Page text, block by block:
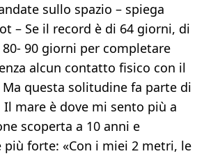
sullo spazio – spiega
– Se il record è di 64 giorni, di
90 giorni per completare
alcun contatto fisico con il
questa solitudine fa parte di
mare è dove mi sento più a
scoperta a 10 anni e
forte: «Con i miei 2 metri, le